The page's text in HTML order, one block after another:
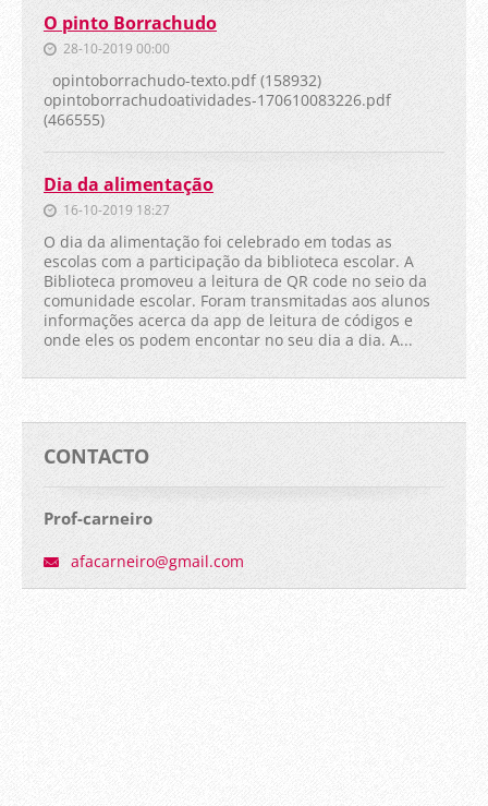
O pinto Borrachudo
28-10-2019 00:00
opintoborrachudo-texto.pdf (158932)
opintoborrachudoatividades-170610083226.pdf
(466555)
Dia da alimentação
16-10-2019 18:27
O dia da alimentação foi celebrado em todas as
escolas com a participação da biblioteca escolar. A
Biblioteca promoveu a leitura de QR code no seio da
comunidade escolar. Foram transmitadas aos alunos
informações acerca da app de leitura de códigos e
onde eles os podem encontar no seu dia a dia. A...
CONTACTO
Prof-carneiro
afacarneiro@gmail.com